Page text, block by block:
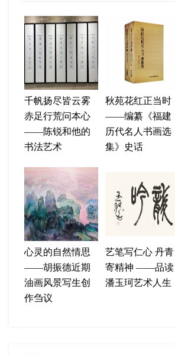
千帆扬尽皆云雾
赤足行荒问本心
——陈锐和他的
书法艺术
秋苑花红正当时
——编纂《福建
历代名人书画选
集》史话
心灵的自然情思
——胡振德近期
油画风景写生创
作刍议
艺笔写仁心 丹青
寄精神 ——品读
潘玉珂艺术人生